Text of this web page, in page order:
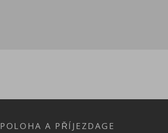
POLOHA A PŘÍJEZDAGE